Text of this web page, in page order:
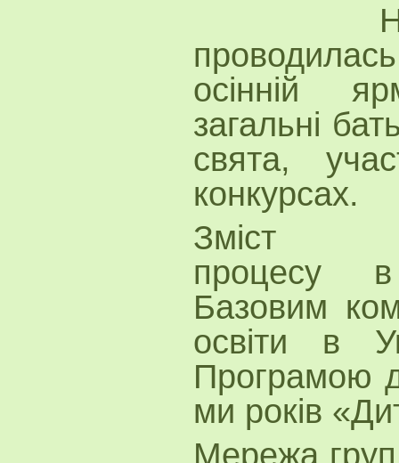
На
осінній
загальні
свята,
конкурсах.
Зміст
процесу
Базовим
освіти в
Програмою
ми років
Мережа